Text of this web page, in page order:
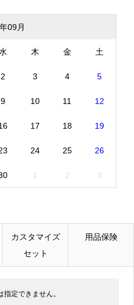
09月
木 金 土
2 3 4 5
9 10 11 12
17 18 19
24 25 26
1 2 3
カスタマイズ
セット
用品保険
定できません。